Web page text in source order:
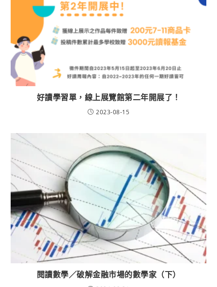
好讀學習單，線上展覽館第二年開展了！
2023-08-15
閱讀數學／破解金融市場的數學家（下）